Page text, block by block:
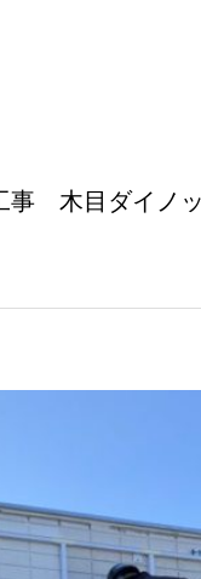
事 木目ダイノ